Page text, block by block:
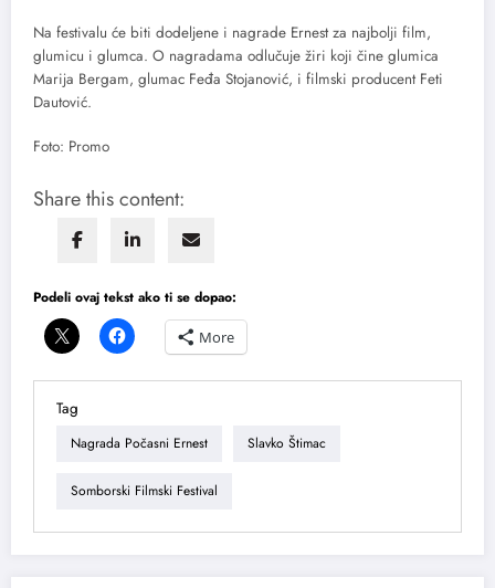
Na festivalu će biti dodeljene i nagrade Ernest za najbolji film,
glumicu i glumca. O nagradama odlučuje žiri koji čine glumica
Marija Bergam, glumac Feđa Stojanović, i filmski producent Feti
Dautović.
Foto: Promo
Share this content:
Podeli ovaj tekst ako ti se dopao:
More
Tag
Nagrada Počasni Ernest Slavko Štimac
Somborski Filmski Festival